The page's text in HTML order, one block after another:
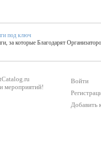
под ключ
за которые Благодарят
классы на мероприятие! Гибкие
мероприятий!
Войти
Добавить